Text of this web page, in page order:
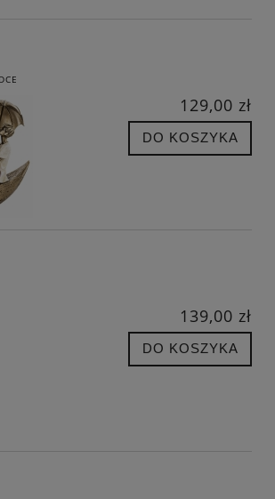
129,00 zł
DO KOSZYKA
139,00 zł
DO KOSZYKA